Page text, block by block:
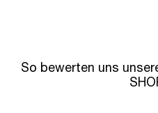
So bewerten uns